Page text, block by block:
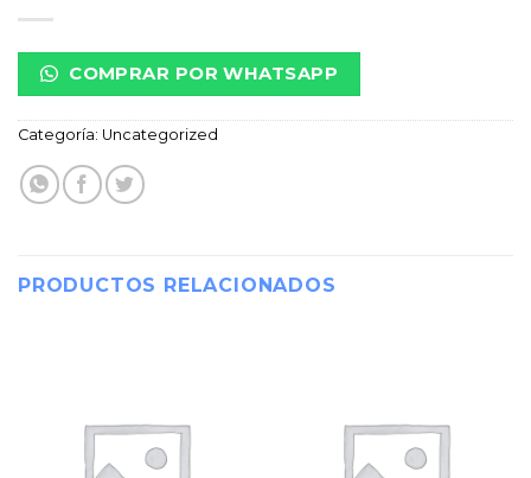
COMPRAR POR WHATSAPP
Categoría: Uncategorized
PRODUCTOS RELACIONADOS